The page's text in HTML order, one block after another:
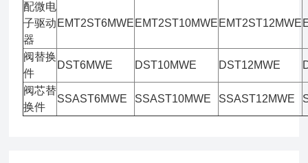
配微电
子驱动
器
EMT2ST6MWE EMT2ST10MWE EMT2ST12MWE
阀替换
件
DST6MWE DST10MWE DST12MWE
阀芯替
换件
SSAST6MWE SSAST10MWE SSAST12MWE